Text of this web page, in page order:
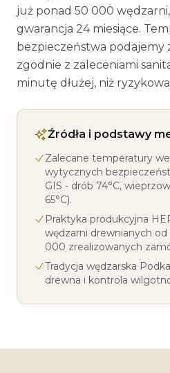
już ponad 50 000
gwarancja 24 miesiące.
bezpieczeństwa podajemy
zgodnie z zaleceniami
minutę dłużej, niż
Źródła i podstawy
Zalecane temperatury
wytycznych
GIS - drób 74°C,
65°C).
Praktyka produkcyjna
wędzarni drewnianych od
000 zrealizowanych
Tradycja wędzarska
drewna i kontrola